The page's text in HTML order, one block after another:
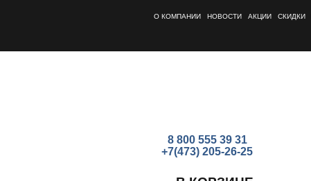
О КОМПАНИИ НОВОСТИ АКЦИИ СКИДКИ
8 800 555 39 31
+7(473) 205-26-25